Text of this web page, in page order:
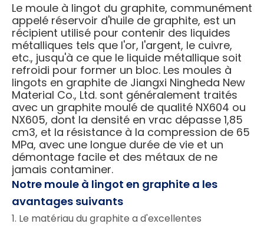
Le moule à lingot du graphite, communément
appelé réservoir d'huile de graphite, est un
récipient utilisé pour contenir des liquides
métalliques tels que l'or, l'argent, le cuivre,
etc., jusqu'à ce que le liquide métallique soit
refroidi pour former un bloc. Les moules à
lingots en graphite de Jiangxi Ningheda New
Material Co., Ltd. sont généralement traités
avec un graphite moulé de qualité NX604 ou
NX605, dont la densité en vrac dépasse 1,85
cm3, et la résistance à la compression de 65
MPa, avec une longue durée de vie et un
démontage facile et des métaux de ne
jamais contaminer.
Notre moule à lingot en graphite a les
avantages suivants
1. Le matériau du graphite a d'excellentes